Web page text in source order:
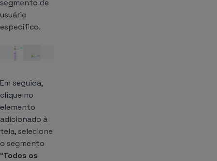
segmento de
usuário
específico.
Em seguida,
clique no
elemento
adicionado à
tela, selecione
o segmento
“Todos os